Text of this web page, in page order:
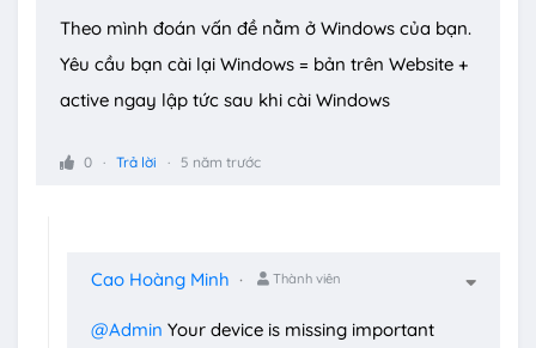
Theo mình đoán vấn đề nằm ở Windows của bạn.
Yêu cầu bạn cài lại Windows = bản trên Website +
active ngay lập tức sau khi cài Windows
0 Trả lời 5 năm trước
Cao Hoàng Minh Thành viên
@Admin Your device is missing important